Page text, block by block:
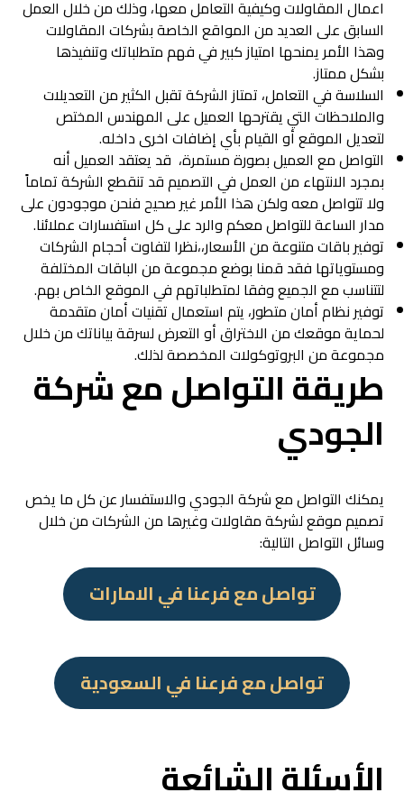
اعمال المقاولات وكيفية التعامل معها، وذلك من خلال العمل
السابق على العديد من المواقع الخاصة بشركات المقاولات
وهذا الأمر يمنحها امتياز كبير في فهم متطلباتك وتنفيذها
بشكل ممتاز.
السلاسة في التعامل، تمتاز الشركة تقبل الكثير من التعديلات
والملاحظات التي يقترحها العميل على المهندس المختص
لتعديل الموقع أو القيام بأي إضافات اخرى داخله.
التواصل مع العميل بصورة مستمرة، قد يعتقد العميل أنه
بمجرد الانتهاء من العمل في التصميم قد تنقطع الشركة تماماً
ولا تتواصل معه ولكن هذا الأمر غير صحيح فنحن موجودون على
مدار الساعة للتواصل معكم والرد على كل استفسارات عملائنا.
توفير باقات متنوعة من الأسعار،،نظرا لتفاوت أحجام الشركات
ومستوياتها فقد قمنا بوضع مجموعة من الباقات المختلفة
لتتناسب مع الجميع وفقا لمتطلباتهم في الموقع الخاص بهم.
توفير نظام أمان متطور، يتم استعمال تقنيات أمان متقدمة
لحماية موقعك من الاختراق أو التعرض لسرقة بياناتك من خلال
مجموعة من البروتوكولات المخصصة لذلك.
طريقة التواصل مع شركة
الجودي
يمكنك التواصل مع شركة الجودي والاستفسار عن كل ما يخص
تصميم موقع لشركة مقاولات وغيرها من الشركات من خلال
وسائل التواصل التالية:
تواصل مع فرعنا في الامارات
تواصل مع فرعنا في السعودية
الأسئلة الشائعة